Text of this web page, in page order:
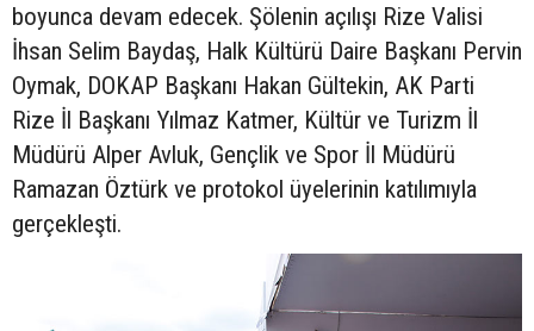
boyunca devam edecek. Şölenin açılışı Rize Valisi
İhsan Selim Baydaş, Halk Kültürü Daire Başkanı Pervin
Oymak, DOKAP Başkanı Hakan Gültekin, AK Parti
Rize İl Başkanı Yılmaz Katmer, Kültür ve Turizm İl
Müdürü Alper Avluk, Gençlik ve Spor İl Müdürü
Ramazan Öztürk ve protokol üyelerinin katılımıyla
gerçekleşti.